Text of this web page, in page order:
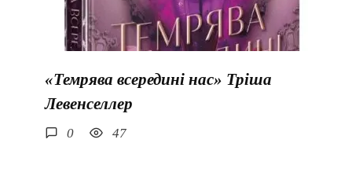
«Темрява всередині нас» Тріша
Левенселлер
0 47